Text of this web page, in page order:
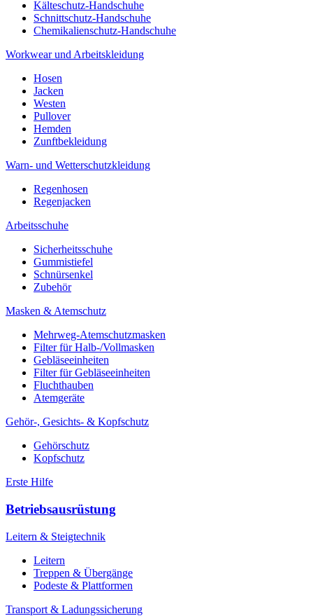
Kälteschutz-Handschuhe
Schnittschutz-Handschuhe
Chemikalienschutz-Handschuhe
Workwear und Arbeitskleidung
Hosen
Jacken
Westen
Pullover
Hemden
Zunftbekleidung
Warn- und Wetterschutzkleidung
Regenhosen
Regenjacken
Arbeitsschuhe
Sicherheitsschuhe
Gummistiefel
Schnürsenkel
Zubehör
Masken & Atemschutz
Mehrweg-Atemschutzmasken
Filter für Halb-/Vollmasken
Gebläseeinheiten
Filter für Gebläseeinheiten
Fluchthauben
Atemgeräte
Gehör-, Gesichts- & Kopfschutz
Gehörschutz
Kopfschutz
Erste Hilfe
Betriebsausrüstung
Leitern & Steigtechnik
Leitern
Treppen & Übergänge
Podeste & Plattformen
Transport & Ladungssicherung